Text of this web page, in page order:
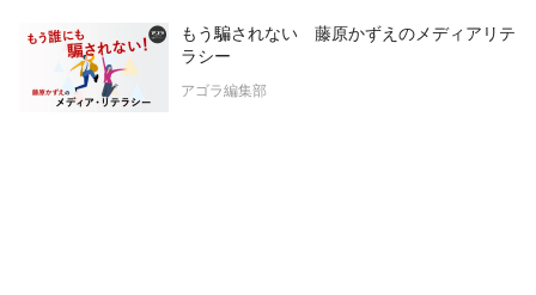
もう騙されない 藤原かずえのメディアリテ
ラシー
アゴラ編集部